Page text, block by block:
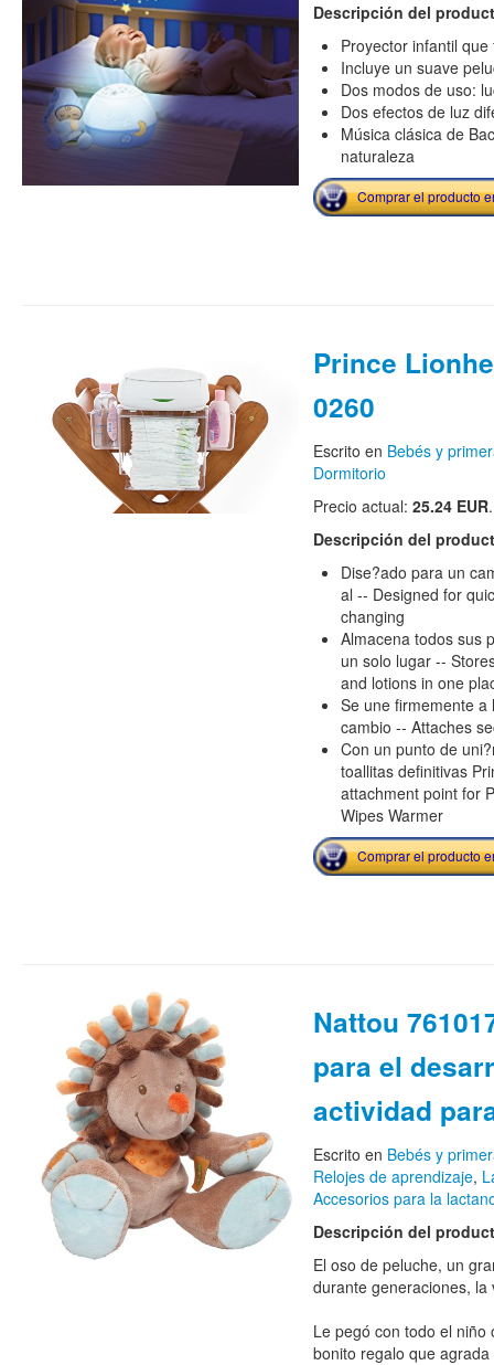
Descripción del
Proyector infantil
Incluye un suave
Dos modos de uso:
Dos efectos de luz
Música clásica de
naturaleza
Comprar el producto
Prince
0260
Escrito en Bebés y
Dormitorio
Precio actual: 25.24 EUR.
Descripción del
Dise?ado para un
al -- Designed for
changing
Almacena todos sus
un solo lugar --
and lotions in one
Se une firmemente
cambio -- Attaches
Con un punto de
toallitas definitivas
attachment point for
Wipes Warmer
Comprar el producto
Nattou
para el
actividad
Escrito en Bebés y
Relojes de aprendizaje,
Accesorios para la
Descripción del
El oso de peluche, un
durante generaciones, la
Le pegó con todo el
bonito regalo que agrada